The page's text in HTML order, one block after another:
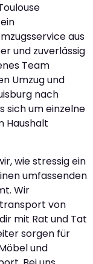
ein
aus
und zuverlässig
Team
Umzug und
nach
sich um einzelne
Haushalt
wie stressig ein
umfassenden
Wir
von
mit Rat und Tat
sorgen für
und